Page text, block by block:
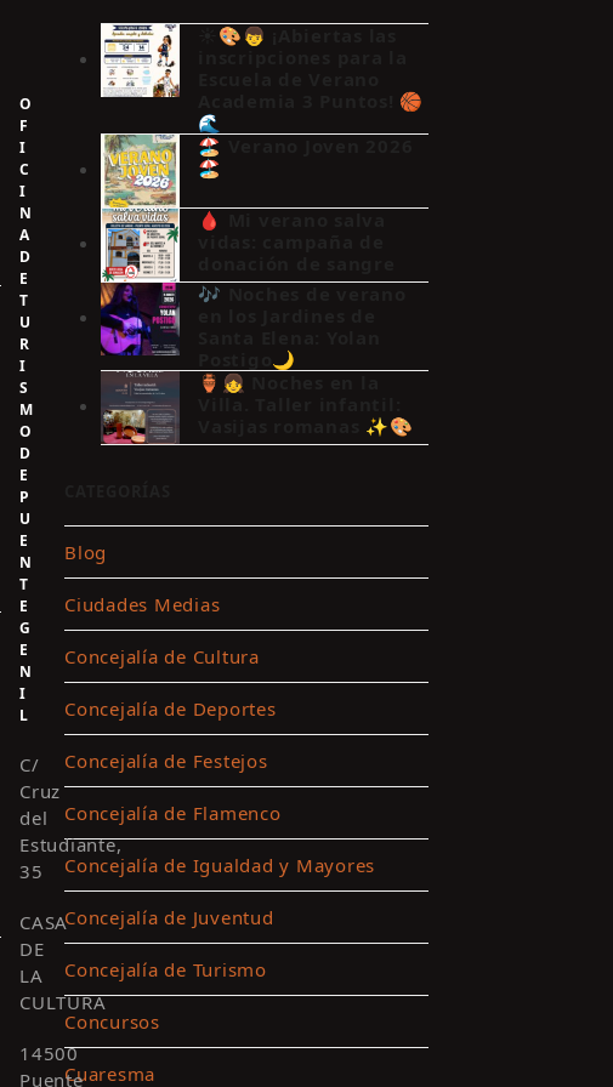
☀️🎨👦 ¡Abiertas las
Academia 3 Puntos! 🏀
🌊
🏖️ Verano Joven 2026
🏖️
🩸 Mi verano salva
🎶 Noches de verano
Postigo🌙
🏺👧 Noches en la
Vasijas romanas ✨🎨
Blog
Ciudades Medias
Concejalía de Cultura
Concejalía de Deportes
Concejalía de Festejos
Concejalía de Flamenco
Concejalía de Igualdad y Mayores
Concejalía de Juventud
Concejalía de Turismo
Concursos
Cuaresma
O
F
I
C
I
N
A
D
E
T
U
R
I
S
M
O
D
E
P
U
E
N
T
E
G
E
N
I
L
C/
Cruz
del
Estudiante,
35
CASA
DE
LA
CULTURA
14500
Puente